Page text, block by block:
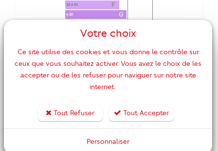
Etage 2
Nombre de pièces
Surface habitable
Votre choix
Ce site utilise des cookies et vous donne le contrôle sur
ceux que vous souhaitez activer. Vous avez le choix de les
accepter ou de les refuser pour naviguer sur notre site
internet.
Tout Refuser Tout Accepter
Personnaliser